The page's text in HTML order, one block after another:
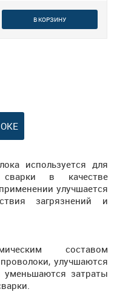
В КОРЗИНУ
используется для
сварки в качестве
улучшается
загрязнений и
составом
улучшаются
затраты